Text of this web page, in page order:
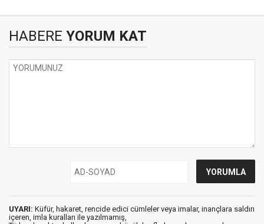
HABERE YORUM KAT
UYARI: Küfür, hakaret, rencide edici cümleler veya imalar, inançlara saldırı
içeren, imla kuralları ile yazılmamış,